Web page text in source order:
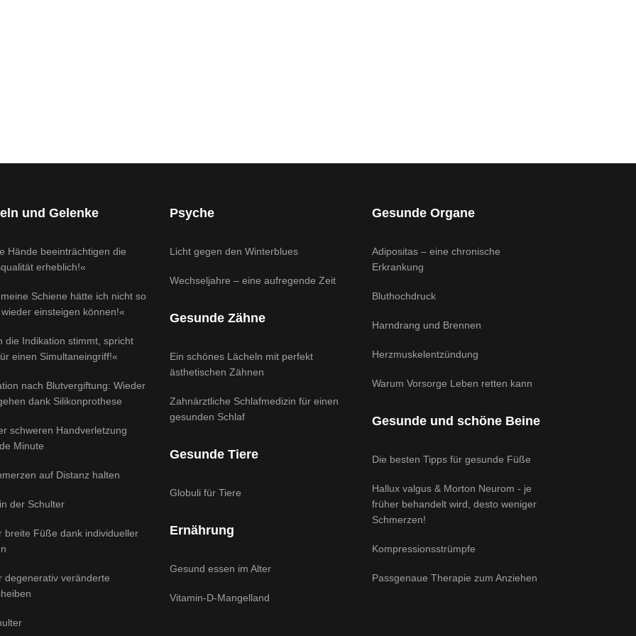
und Gelenke
Hände beeinträchtigen die
erheblich!«
Schiene hätte ich nicht so
einsteigen können!«
die Indikation stimmt, spricht
einen Simultaneingriff!«
nach Blutvergiftung: Wieder
dank Silikonprothese
schweren Handverletzung
Minute
auf Distanz halten
der Schulter
breite Füße dank individueller
degenerativ veränderte
Psyche
Licht gegen den Winterblues
Wechseljahre – eine aufregende Zeit
Gesunde Zähne
Ein schönes Lächeln mit perfekt
ästhetischen Zähnen
Zahnärztliche Schlafmedizin für einen
gesunden Schlaf
Gesunde Tiere
Globuli für Tiere
Ernährung
Gesund essen im Alter
Vitamin-D-Mangelland
Gesunde Organe
Adipositas – eine chronische
Erkrankung
Bluthochdruck
Harndrang und Brennen
Herzmuskelentzündung
Warum Vorsorge Leben retten kann
Gesunde und schöne Beine
Die besten Tipps für gesunde Füße
Hallux valgus & Morton Neurom - je
früher behandelt wird, desto weniger
Schmerzen!
Kompressionsstrümpfe
Passgenaue Therapie zum Anziehen